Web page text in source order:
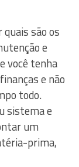
são os
e
você tenha
e não
todo.
sistema e
um
prima,